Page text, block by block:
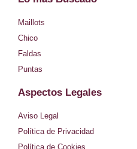
r
a
m
Maillots
Chico
Faldas
Puntas
Aspectos Legales
Aviso Legal
Política de Privacidad
Política de Cookies